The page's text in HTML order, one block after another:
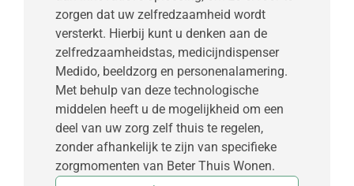
zorgen dat uw zelfredzaamheid wordt
versterkt. Hierbij kunt u denken aan de
zelfredzaamheidstas, medicijndispenser
Medido, beeldzorg en personenalamering.
Met behulp van deze technologische
middelen heeft u de mogelijkheid om een
deel van uw zorg zelf thuis te regelen,
zonder afhankelijk te zijn van specifieke
zorgmomenten van Beter Thuis Wonen.